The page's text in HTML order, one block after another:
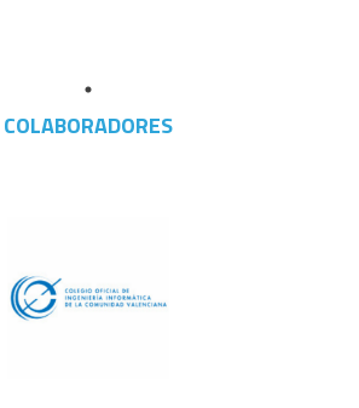
COLABORADORES